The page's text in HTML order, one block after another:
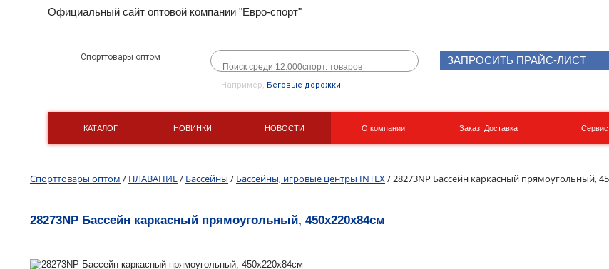
Официальный сайт оптовой компании "Евро-спорт"
Спорттовары оптом
Например, Беговые дорожки
ЗАПРОСИТЬ ПРАЙС-ЛИСТ
КАТАЛОГ НОВИНКИ НОВОСТИ О компании Заказ, Доставка Сервис
Спорттовары оптом / ПЛАВАНИЕ/ Бассейны / Бассейны, игровые центры INTEX / 28273NP Бассейн каркасный прямоугольный,
28273NP Бассейн каркасный прямоугольный, 450х220х84см